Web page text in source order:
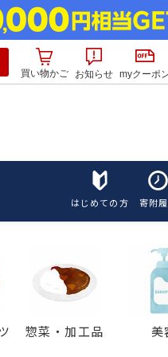
買い物かご お知らせ myクーポ